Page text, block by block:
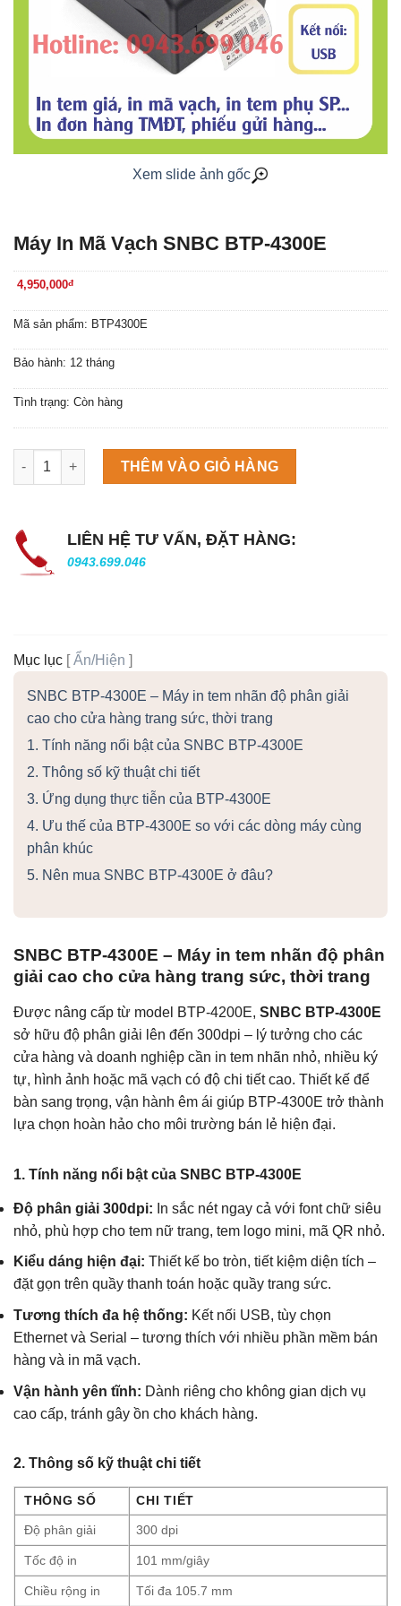
Xem slide ảnh gốc
Máy In Mã Vạch SNBC BTP-4300E
4,950,000đ
Mã sản phẩm: BTP4300E
Bảo hành: 12 tháng
Tình trạng: Còn hàng
Máy làm đá viên Scotsman NW458AS số lượng
THÊM VÀO GIỎ HÀNG
LIÊN HỆ TƯ VẤN, ĐẶT HÀNG:
0943.699.046
Mục lục [Ẩn/Hiện ]
SNBC BTP-4300E – Máy in tem nhãn độ phân giải
cao cho cửa hàng trang sức, thời trang
1. Tính năng nổi bật của SNBC BTP-4300E
2. Thông số kỹ thuật chi tiết
3. Ứng dụng thực tiễn của BTP-4300E
4. Ưu thế của BTP-4300E so với các dòng máy cùng
phân khúc
5. Nên mua SNBC BTP-4300E ở đâu?
SNBC BTP-4300E – Máy in tem nhãn độ phân
giải cao cho cửa hàng trang sức, thời trang
Được nâng cấp từ model BTP-4200E, SNBC BTP-4300E
sở hữu độ phân giải lên đến 300dpi – lý tưởng cho các
cửa hàng và doanh nghiệp cần in tem nhãn nhỏ, nhiều ký
tự, hình ảnh hoặc mã vạch có độ chi tiết cao. Thiết kế để
bàn sang trọng, vận hành êm ái giúp BTP-4300E trở thành
lựa chọn hoàn hảo cho môi trường bán lẻ hiện đại.
1. Tính năng nổi bật của SNBC BTP-4300E
Độ phân giải 300dpi: In sắc nét ngay cả với font chữ siêu
nhỏ, phù hợp cho tem nữ trang, tem logo mini, mã QR nhỏ.
Kiểu dáng hiện đại: Thiết kế bo tròn, tiết kiệm diện tích –
đặt gọn trên quầy thanh toán hoặc quầy trang sức.
Tương thích đa hệ thống: Kết nối USB, tùy chọn
Ethernet và Serial – tương thích với nhiều phần mềm bán
hàng và in mã vạch.
Vận hành yên tĩnh: Dành riêng cho không gian dịch vụ
cao cấp, tránh gây ồn cho khách hàng.
2. Thông số kỹ thuật chi tiết
THÔNG SỐ CHI TIẾT
Độ phân giải 300 dpi
Tốc độ in 101 mm/giây
Chiều rộng in Tối đa 105.7 mm